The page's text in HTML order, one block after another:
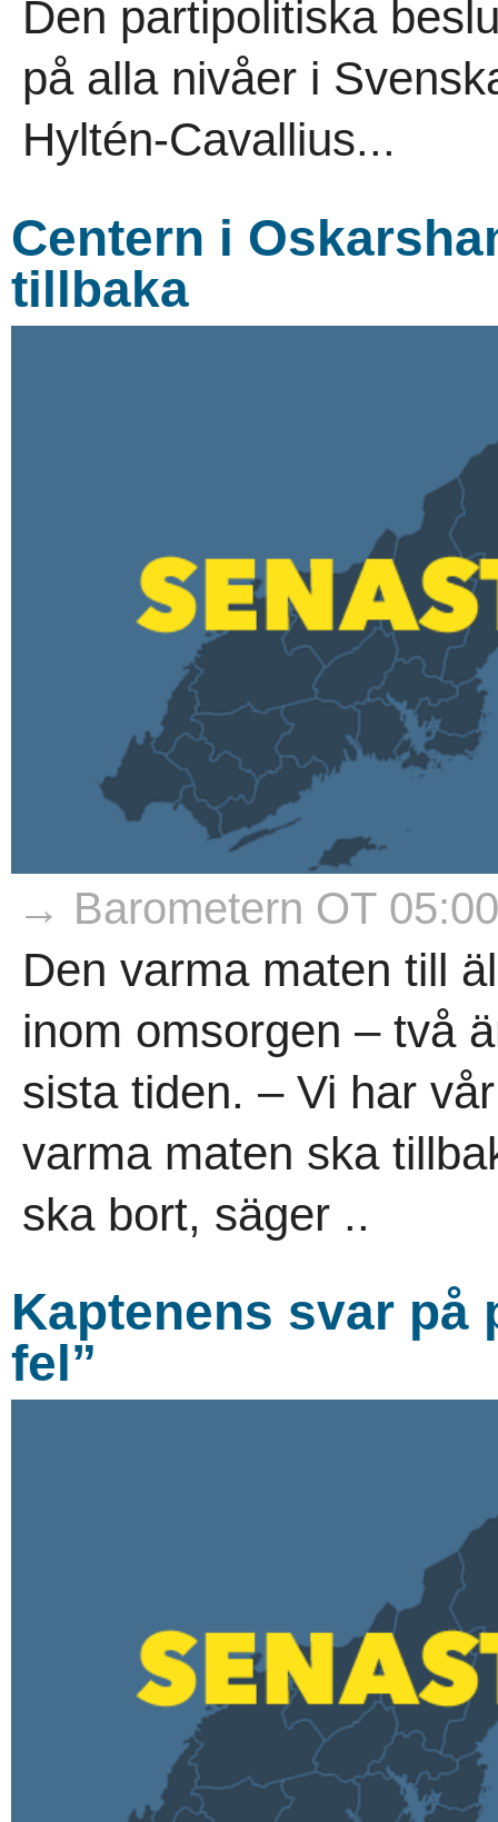
Den partipolitiska
på alla nivåer i
Hyltén-Cavallius...
Centern i
tillbaka
→ Barometern OT 05:00
Den varma maten till
inom omsorgen – två
sista tiden. – Vi har
varma maten ska
ska bort, säger ..
Kaptenens svar på
fel”